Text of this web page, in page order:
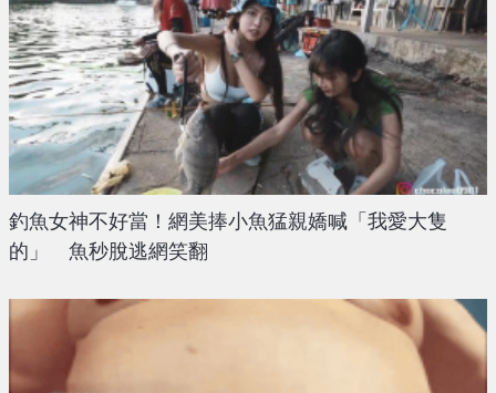
釣魚女神不好當！網美捧小魚猛親嬌喊「我愛大隻
的」 魚秒脫逃網笑翻